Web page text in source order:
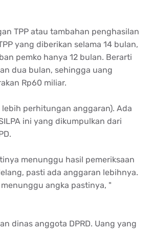
TPP atau tambahan penghasilan
yang diberikan selama 14 bulan,
pemko hanya 12 bulan. Berarti
dua bulan, sehingga uang
Rp60 miliar.
lebih perhitungan anggaran). Ada
ini yang dikumpulkan dari
menunggu hasil pemeriksaan
, pasti ada anggaran lebihnya.
menunggu angka pastinya, "
dinas anggota DPRD. Uang yang